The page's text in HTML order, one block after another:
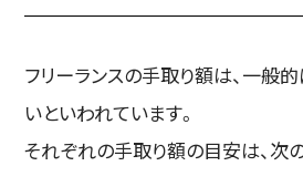
フリーランスの手取り額は、一般
いといわれています。
それぞれの手取り額の目安は、次の